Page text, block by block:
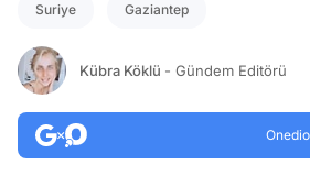
Suriye Gaziantep
Kübra Köklü - Gündem Editörü